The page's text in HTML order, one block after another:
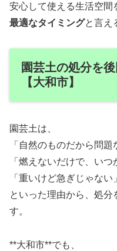
安心して使える生活空間
最適なタイミングと言え
園芸土の処分を
【大和市】
園芸土は、
「自然のものだから問題
「燃えないだけで、いつ
「重いけど急ぎじゃない」
といった理由から、処
す。
**大和市**でも、